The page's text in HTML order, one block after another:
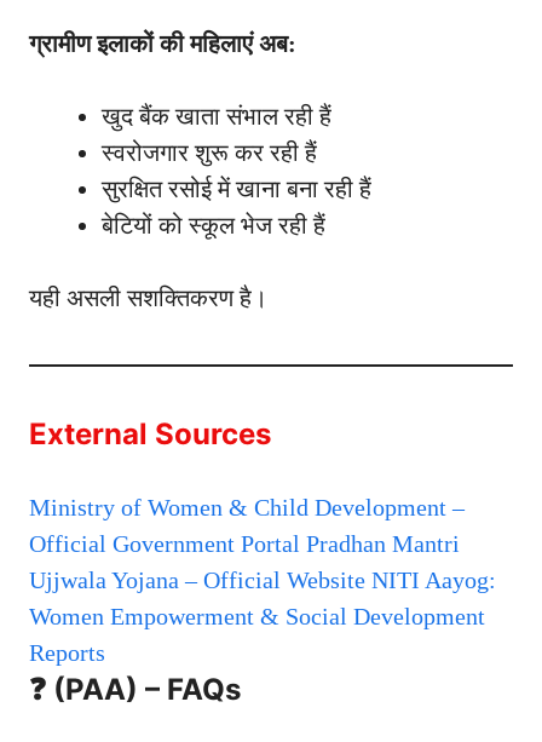
ग्रामीण इलाकों की महिलाएं अब:
खुद बैंक खाता संभाल रही हैं
स्वरोजगार शुरू कर रही हैं
सुरक्षित रसोई में खाना बना रही हैं
बेटियों को स्कूल भेज रही हैं
यही असली सशक्तिकरण है।
External Sources
Ministry of Women & Child Development –
Official Government Portal Pradhan Mantri
Ujjwala Yojana – Official Website NITI Aayog:
Women Empowerment & Social Development
Reports
❓ (PAA) – FAQs